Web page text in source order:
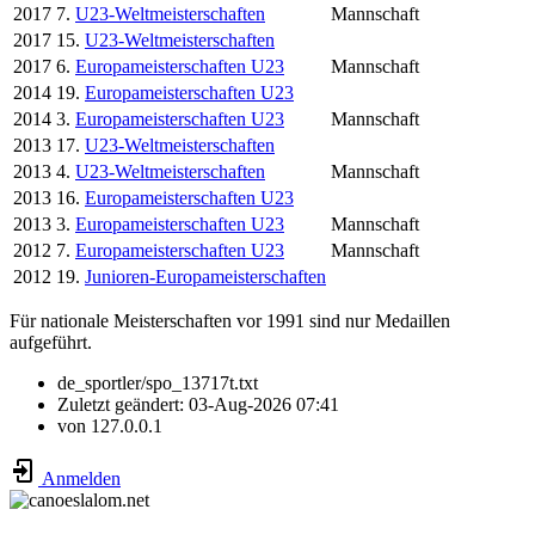
2017 7. U23-Weltmeisterschaften
Mannschaft
2017 15. U23-Weltmeisterschaften
2017 6. Europameisterschaften U23
Mannschaft
2014 19. Europameisterschaften U23
2014 3. Europameisterschaften U23
Mannschaft
2013 17. U23-Weltmeisterschaften
2013 4. U23-Weltmeisterschaften
Mannschaft
2013 16. Europameisterschaften U23
2013 3. Europameisterschaften U23
Mannschaft
2012 7. Europameisterschaften U23
Mannschaft
2012 19. Junioren-Europameisterschaften
Für nationale Meisterschaften vor 1991 sind nur Medaillen
aufgeführt.
de_sportler/spo_13717t.txt
Zuletzt geändert: 03-Aug-2026 07:41
von 127.0.0.1
Anmelden